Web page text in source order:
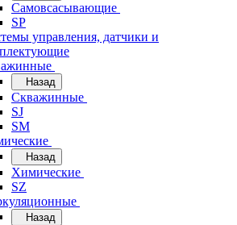
Самовсасывающие
SP
управления, датчики и
Назад
Скважинные
SJ
SM
Назад
Химические
SZ
Назад